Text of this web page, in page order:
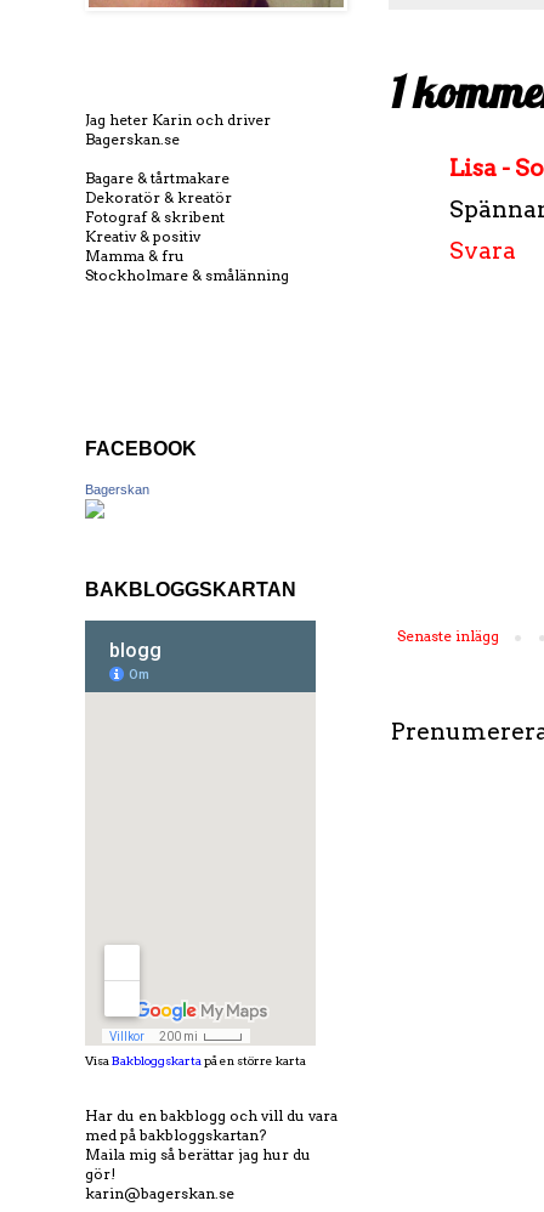
1
Lisa -
Svara
Senaste inlägg
Jag heter Karin och driver
Bagerskan.se
Bagare & tårtmakare
Dekoratör & kreatör
Fotograf & skribent
Kreativ & positiv
Mamma & fru
Stockholmare & smålänning
FACEBOOK
Bagerskan
BAKBLOGGSKARTAN
Visa Bakbloggskarta på en större karta
Har du en bakblogg och vill du vara
med på bakbloggskartan?
Maila mig så berättar jag hur du
gör!
karin@bagerskan.se